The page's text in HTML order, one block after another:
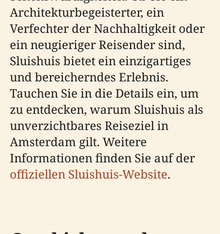
Architekturbegeisterter, ein
Verfechter der Nachhaltigkeit oder
ein neugieriger Reisender sind,
Sluishuis bietet ein einzigartiges
und bereicherndes Erlebnis.
Tauchen Sie in die Details ein, um
zu entdecken, warum Sluishuis als
unverzichtbares Reiseziel in
Amsterdam gilt. Weitere
Informationen finden Sie auf der
offiziellen Sluishuis-Website.